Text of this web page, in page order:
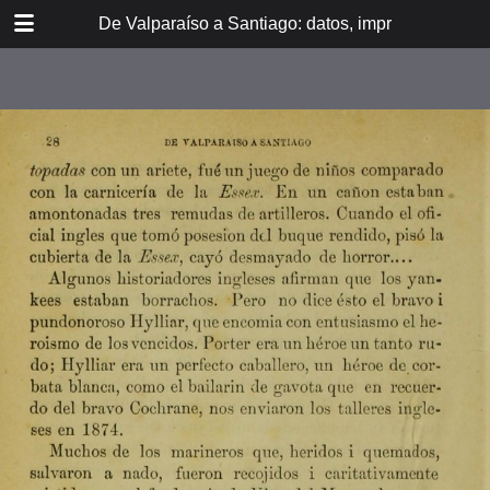
De Valparaíso a Santiago: datos, impresiones,
DOWNLOAD
Itinerario del ferrocarril de
Valparaíso a Santiago
espresamente grabado en Paris en
madera para esta obra
Dedicatoria
A los viajeros
En la Estación de Valparaíso
El banquete de inauguración i el
motín de Oyarce
Viña del Mar
Bosquejo histórico
El Salto